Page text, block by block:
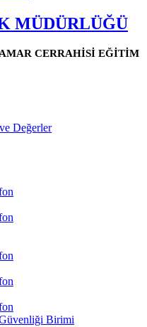
MÜDÜRLÜĞÜ
CERRAHİSİ EĞİTİM
Değerler
Birimi